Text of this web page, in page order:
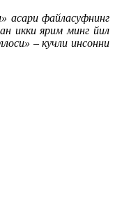
асари файласуфнинг
икки ярим минг йил
– кучли инсонни